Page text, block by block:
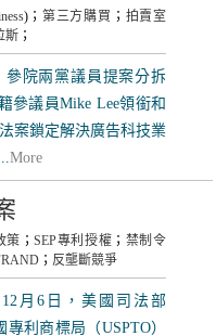
)； 第三方購買 ； 拍賣室
斯 ；
參院兩黨議員提案分拆
參議員Mike Lee領銜和
案鎖定解決廣告科技業
More
策 ； SEP專利授權 ； 禁制令
； 反壟斷競爭
月6日，美國司法部
利商標局（USPTO）